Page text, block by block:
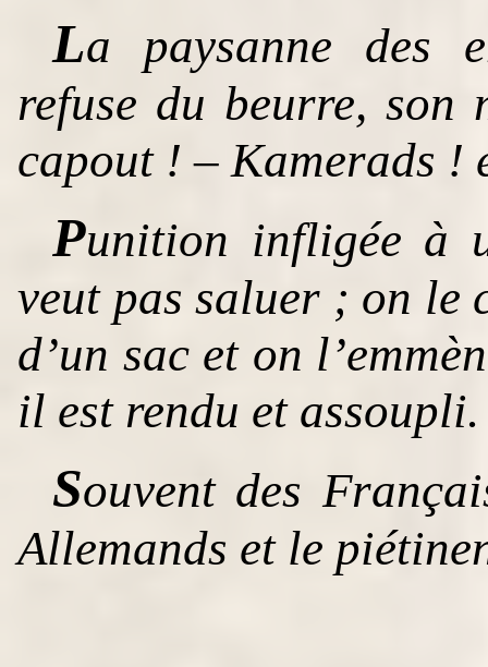
La paysanne des
refuse du beurre, son
capout ! – Kamerads !
Punition infligée à
veut pas saluer ; on le
d’un sac et on
il est rendu et assoupli.
Souvent des
Allemands et le